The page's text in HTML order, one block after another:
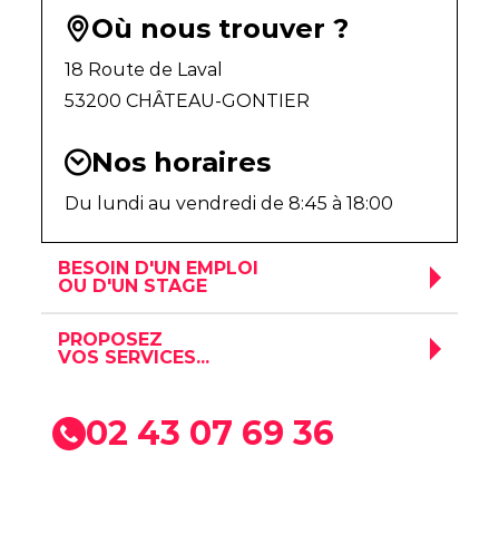
Échanger avec
un conseiller
Où nous trouver ?
18 Route de Laval
53200CHÂTEAU-GONTIER
Nos horaires
Du lundi au vendredi de 8:45 à 18:00
BESOIN D'UN EMPLOI
OU D'UN STAGE
PROPOSEZ
VOS SERVICES...
02 43 07 69 36